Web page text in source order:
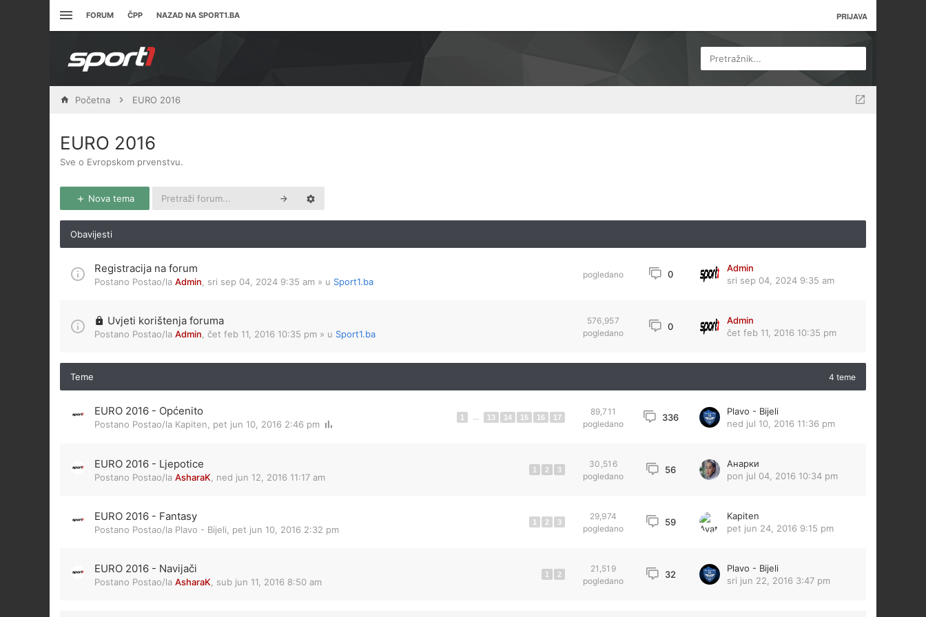
FORUM ČPP NAZAD NA SPORT1.BA PRIJAVA
Pretražnik...
Početna EURO 2016
EURO 2016
Sve o Evropskom prvenstvu.
Nova tema
Obavijesti
Registracija na forum
Postano Postao/la Admin sri sep 04, 2024 9:35 am » u Sport1.ba
pogledano 0
Admin
sri sep 04, 2024 9:35 am
Uvjeti korištenja foruma
Postano Postao/la Admin čet feb 11, 2016 10:35 pm » u Sport1.ba
576,957
pogledano
0
Admin
čet feb 11, 2016 10:35 pm
Teme 4 teme
EURO 2016 - Općenito
Postano Postao/la Kapiten pet jun 10, 2016 2:46 pm
1 ... 13 14 15 16 17
89,711
pogledano
336
Plavo - Bijeli
ned jul 10, 2016 11:36 pm
EURO 2016 - Ljepotice
Postano Postao/la AsharaK ned jun 12, 2016 11:17 am
1 2 3
30,516
pogledano
56
Анарки
pon jul 04, 2016 10:34 pm
EURO 2016 - Fantasy
Postano Postao/la Plavo - Bijeli pet jun 10, 2016 2:32 pm
1 2 3
29,974
pogledano
59
Kapiten
pet jun 24, 2016 9:15 pm
EURO 2016 - Navijači
Postano Postao/la AsharaK sub jun 11, 2016 8:50 am
1 2
21,519
pogledano
32
Plavo - Bijeli
sri jun 22, 2016 3:47 pm